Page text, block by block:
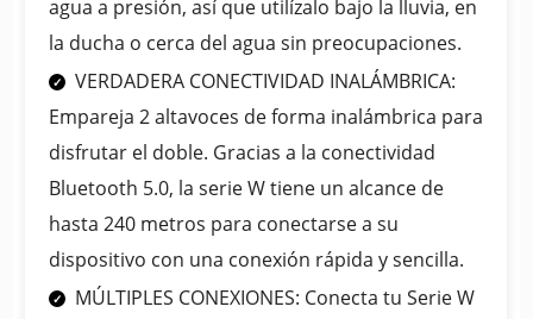
agua a presión, así que utilízalo bajo la lluvia, en
la ducha o cerca del agua sin preocupaciones.
VERDADERA CONECTIVIDAD INALÁMBRICA:
Empareja 2 altavoces de forma inalámbrica para
disfrutar el doble. Gracias a la conectividad
Bluetooth 5.0, la serie W tiene un alcance de
hasta 240 metros para conectarse a su
dispositivo con una conexión rápida y sencilla.
MÚLTIPLES CONEXIONES: Conecta tu Serie W